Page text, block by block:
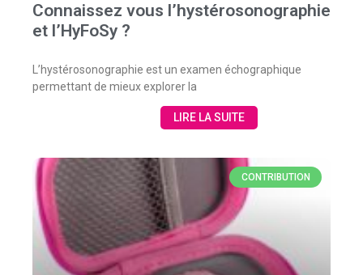
Connaissez vous l’hystérosonographie
et l’HyFoSy ?
L’hystérosonographie est un examen échographique
permettant de mieux explorer la
LIRE LA SUITE
CONTRIBUTION